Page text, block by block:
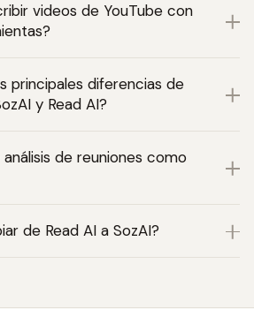
videos de YouTube con
principales diferencias de
y Read AI?
de reuniones como
de Read AI a SozAI?